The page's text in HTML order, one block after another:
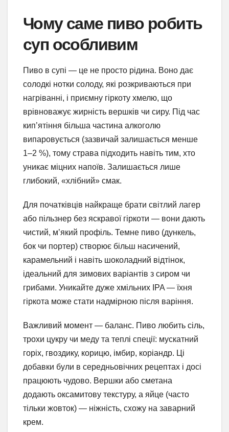
Чому саме пиво робить
суп особливим
Пиво в супі — це не просто рідина. Воно дає
солодкі нотки солоду, які розкриваються при
нагріванні, і приємну гіркоту хмелю, що
врівноважує жирність вершків чи сиру. Під час
кип’ятіння більша частина алкоголю
випаровується (зазвичай залишається менше
1–2 %), тому страва підходить навіть тим, хто
уникає міцних напоїв. Залишається лише
глибокий, «хлібний» смак.
Для початківців найкраще брати світлий лагер
або пільзнер без яскравої гіркоти — вони дають
чистий, м’який профіль. Темне пиво (дункель,
бок чи портер) створює більш насичений,
карамельний і навіть шоколадний відтінок,
ідеальний для зимових варіантів з сиром чи
грибами. Уникайте дуже хмільних IPA — їхня
гіркота може стати надмірною після варіння.
Важливий момент — баланс. Пиво любить сіль,
трохи цукру чи меду та теплі спеції: мускатний
горіх, гвоздику, корицю, імбир, коріандр. Ці
добавки були в середньовічних рецептах і досі
працюють чудово. Вершки або сметана
додають оксамитову текстуру, а яйце (часто
тільки жовток) — ніжність, схожу на заварний
крем.